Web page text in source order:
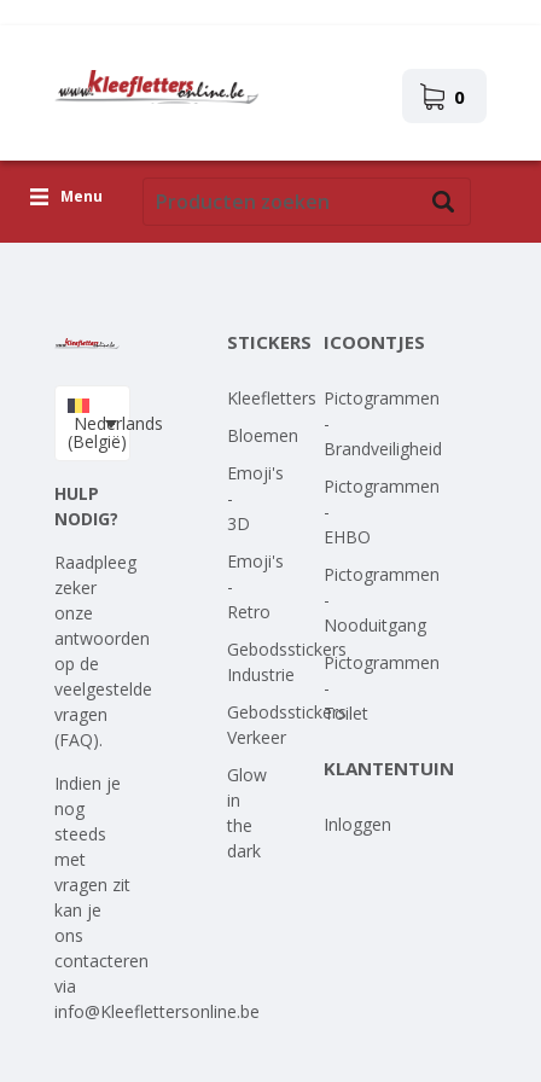
0
Menu
Upload je eigen ontwerp
Corona Covid-19
Nederlands
(België)
HULP
NODIG?
Raadpleeg
zeker
onze
antwoorden
op de
veelgestelde
vragen
(FAQ).
Indien je
nog
steeds
met
vragen zit
kan je
ons
contacteren
via
info@Kleeflettersonline.be
STICKERS
Kleefletters
Bloemen
Emoji's
-
3D
Emoji's
-
Retro
Gebodsstickers
Industrie
Gebodsstickers
Verkeer
Glow
in
the
dark
ICOONTJES
Pictogrammen
-
Brandveiligheid
Pictogrammen
-
EHBO
Pictogrammen
-
Nooduitgang
Pictogrammen
-
Toilet
KLANTENTUIN
Inloggen